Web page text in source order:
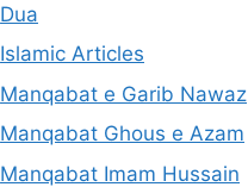
Dua
Islamic Articles
Manqabat e Garib Nawaz
Manqabat Ghous e Azam
Manqabat Imam Hussain